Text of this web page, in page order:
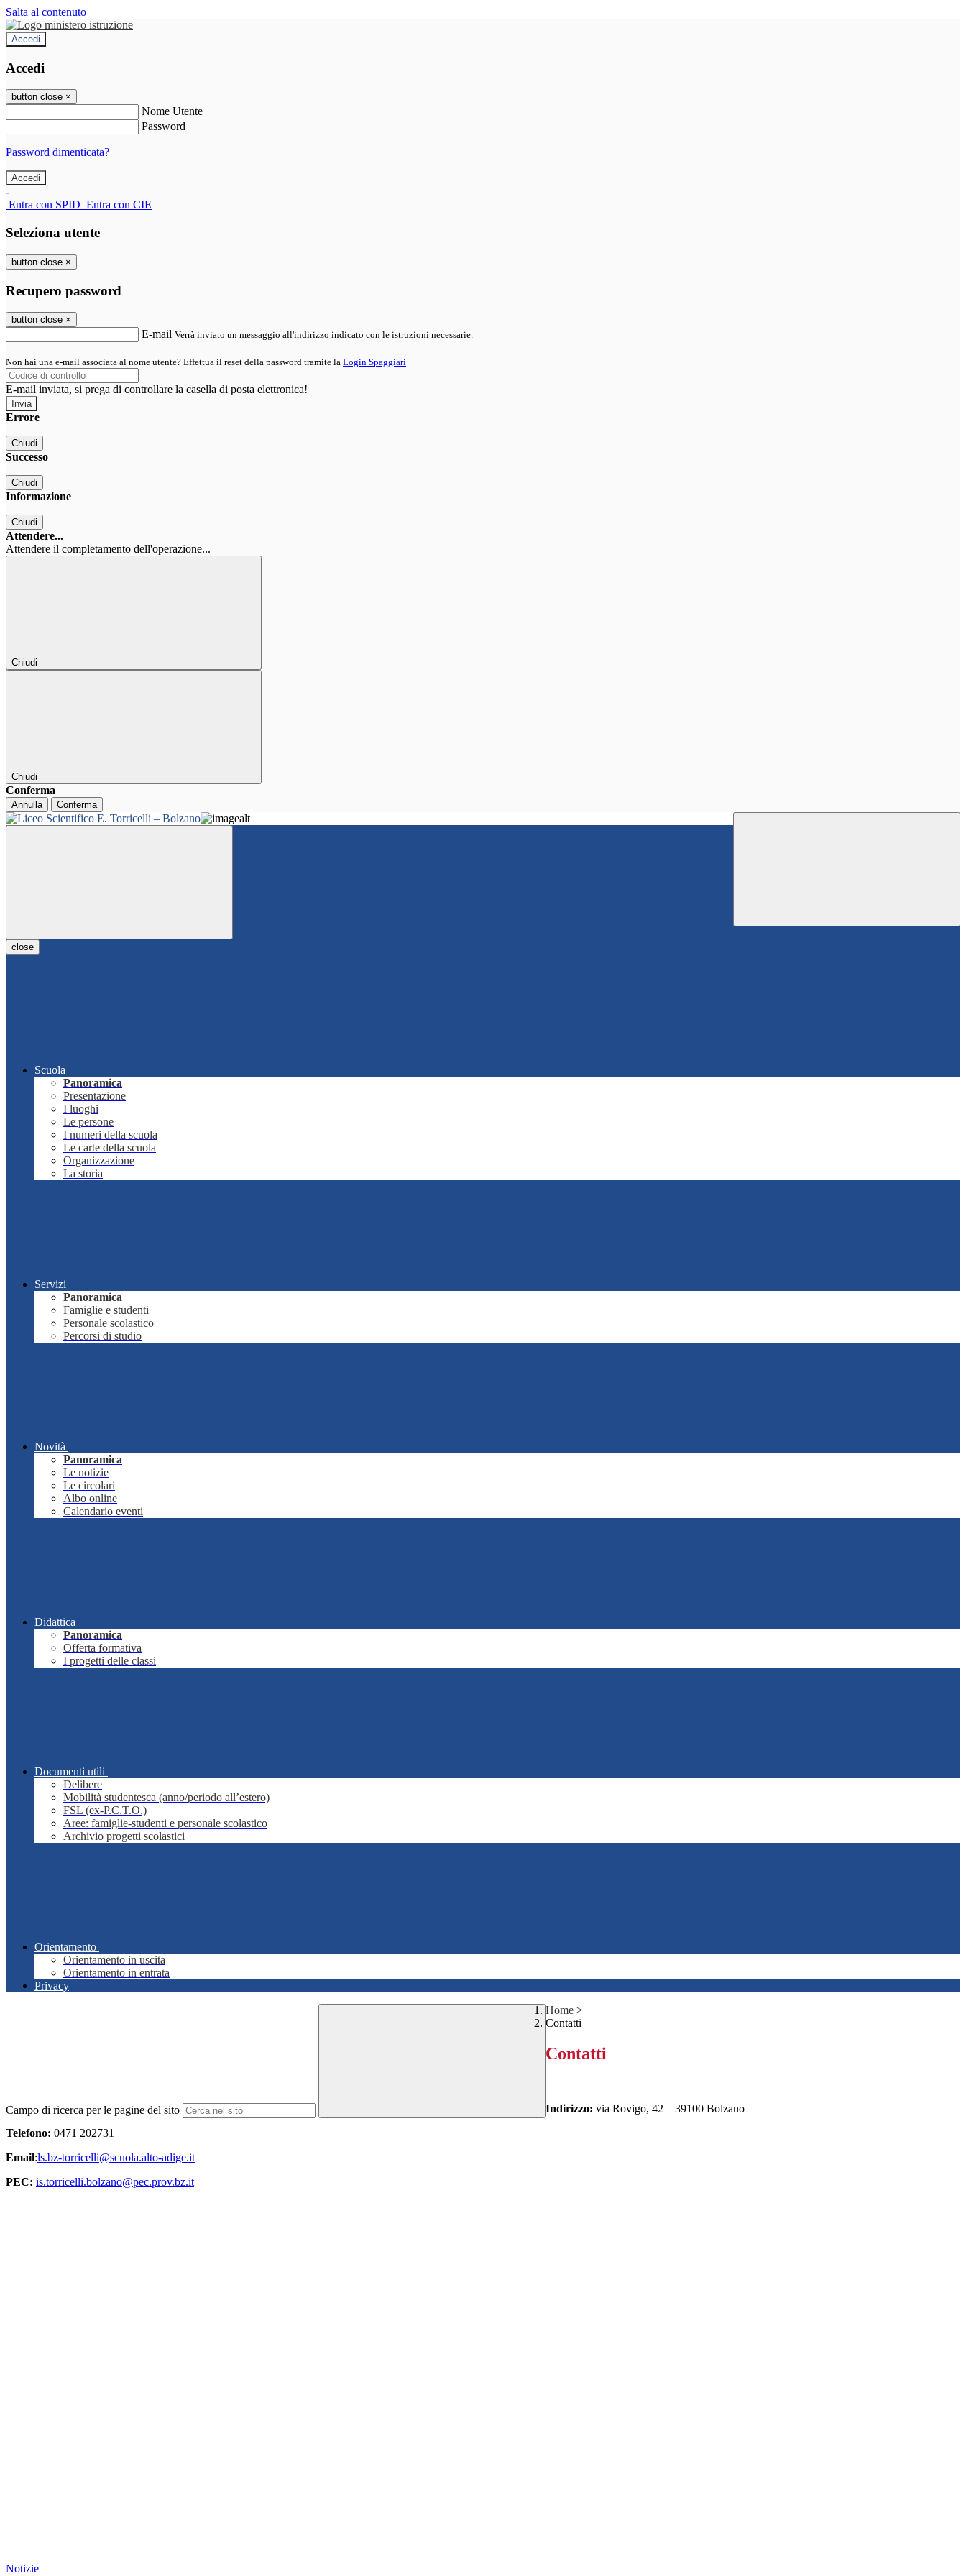
Salta al contenuto
Accedi
Accedi
button close ×
Nome Utente
Password
Password dimenticata?
-
Entra con SPID Entra con CIE
Seleziona utente
button close ×
Recupero password
button close ×
E-mail Verrà inviato un messaggio all'indirizzo indicato con le istruzioni necessarie.
Non hai una e-mail associata al nome utente? Effettua il reset della password tramite la Login Spaggiari
E-mail inviata, si prega di controllare la casella di posta elettronica!
Errore
Chiudi
Successo
Chiudi
Informazione
Chiudi
Attendere...
Attendere il completamento dell'operazione...
Chiudi
Chiudi
Conferma
Annulla Conferma
close
Scuola
Panoramica
Presentazione
I luoghi
Le persone
I numeri della scuola
Le carte della scuola
Organizzazione
La storia
Servizi
Panoramica
Famiglie e studenti
Personale scolastico
Percorsi di studio
Novità
Panoramica
Le notizie
Le circolari
Albo online
Calendario eventi
Didattica
Panoramica
Offerta formativa
I progetti delle classi
Documenti utili
Delibere
Mobilità studentesca (anno/periodo all’estero)
FSL (ex-P.C.T.O.)
Aree: famiglie-studenti e personale scolastico
Archivio progetti scolastici
Orientamento
Orientamento in uscita
Orientamento in entrata
Privacy
Campo di ricerca per le pagine del sito
Home >
Contatti
Contatti
Indirizzo: via Rovigo, 42 – 39100 Bolzano
Telefono: 0471 202731
Email:ls.bz-torricelli@scuola.alto-adige.it
PEC: is.torricelli.bolzano@pec.prov.bz.it
Notizie